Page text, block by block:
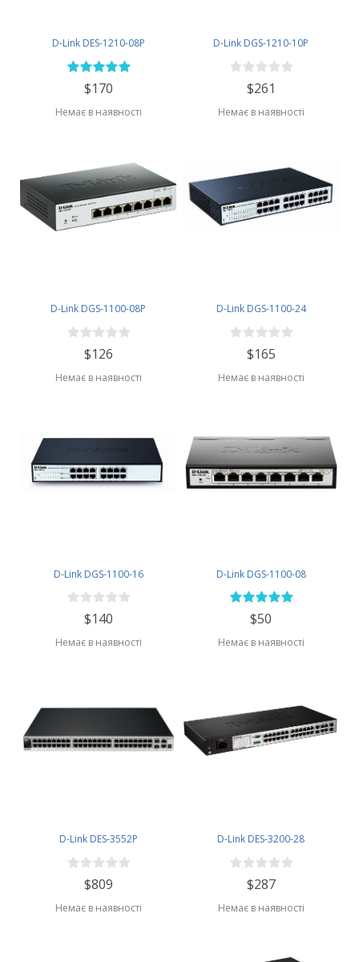
D-Link DES-1210-08P
$170
Немає в наявності
D-Link DGS-1210-10P
$261
Немає в наявності
D-Link DGS-1100-08P
$126
Немає в наявності
D-Link DGS-1100-24
$165
Немає в наявності
D-Link DGS-1100-16
$140
Немає в наявності
D-Link DGS-1100-08
$50
Немає в наявності
D-Link DES-3552P
$809
Немає в наявності
D-Link DES-3200-28
$287
Немає в наявності